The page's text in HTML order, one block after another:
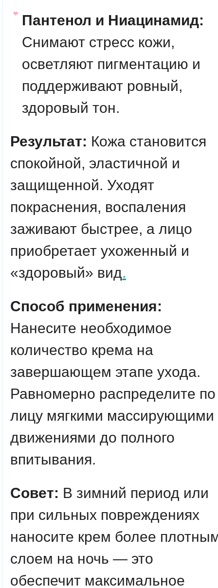
Пантенол и Ниацинамид:
Снимают стресс кожи,
осветляют пигментацию и
поддерживают ровный,
здоровый тон.
Результат: Кожа становится
спокойной, эластичной и
защищенной. Уходят
покраснения, воспаления
заживают быстрее, а лицо
приобретает ухоженный и
«здоровый» вид.
Способ применения:
Нанесите необходимое
количество крема на
завершающем этапе ухода.
Равномерно распределите по
лицу мягкими массирующими
движениями до полного
впитывания.
Совет: В зимний период или
при сильных повреждениях
наносите крем более
слоем на ночь — это
обеспечит максимальное